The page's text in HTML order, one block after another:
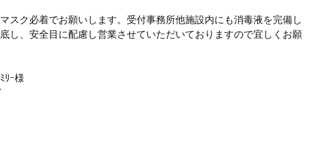
スク必着でお願いします。受付事務所他施設内にも消毒液を完備し
し、安全目に配慮し営業させていただいておりますので宜しくお願
ﾘｰ様